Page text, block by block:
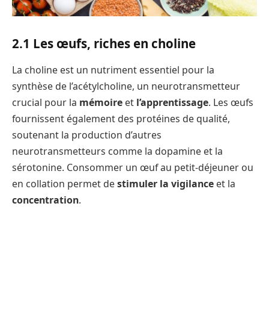
2.1 Les œufs, riches en choline
La choline est un nutriment essentiel pour la
synthèse de l’acétylcholine, un neurotransmetteur
crucial pour la mémoire et l’apprentissage. Les œufs
fournissent également des protéines de qualité,
soutenant la production d’autres
neurotransmetteurs comme la dopamine et la
sérotonine. Consommer un œuf au petit-déjeuner ou
en collation permet destimuler la vigilance et la
concentration.